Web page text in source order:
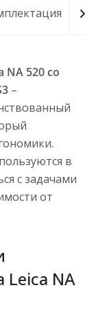
NA 520 со
–
в
с задачами
от
NA